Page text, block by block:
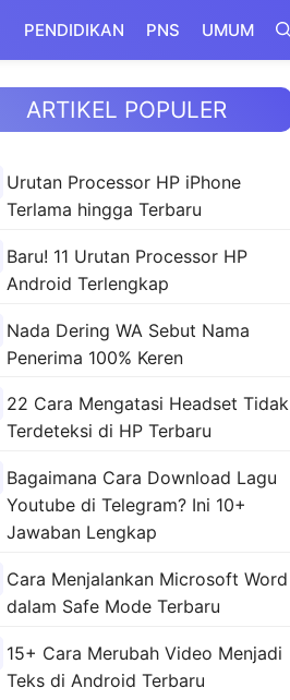
PENDIDIKAN PNS UMUM
ARTIKEL POPULER
Urutan Processor HP iPhone
Terlama hingga Terbaru
Baru! 11 Urutan Processor HP
Android Terlengkap
Nada Dering WA Sebut Nama
Penerima 100% Keren
22 Cara Mengatasi Headset Tidak
Terdeteksi di HP Terbaru
Bagaimana Cara Download Lagu
Youtube di Telegram? Ini 10+
Jawaban Lengkap
Cara Menjalankan Microsoft Word
dalam Safe Mode Terbaru
15+ Cara Merubah Video Menjadi
Teks di Android Terbaru